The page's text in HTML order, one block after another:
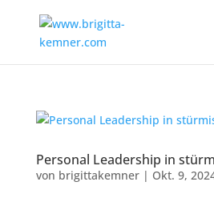
Personal Leadership in
von brigittakemner| Okt. 9,